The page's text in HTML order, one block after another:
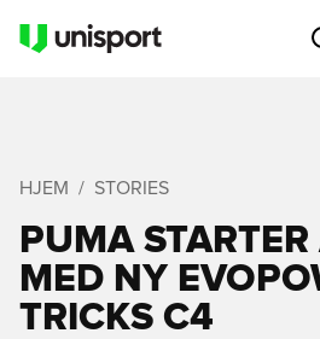
HJEM STORIES
PUMA
MED NY
TRICKS C4